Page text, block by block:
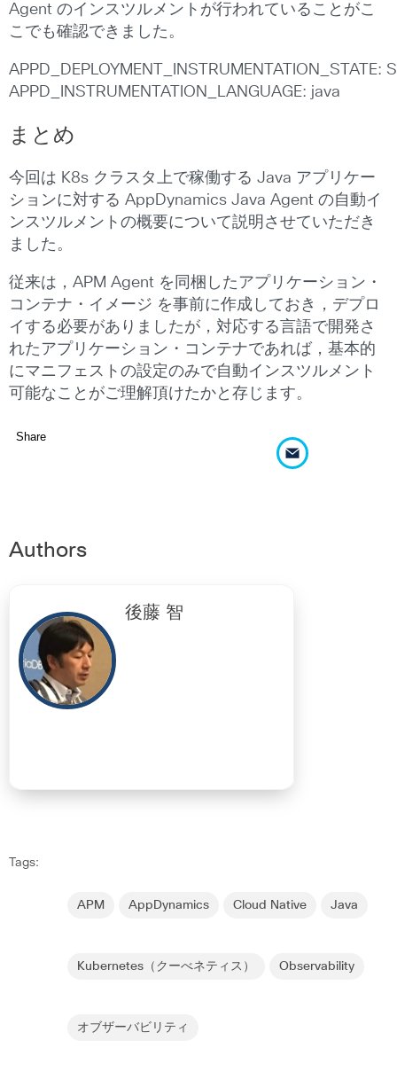
Agent のインスツルメントが行われていることがこ
こでも確認できました。
APPD_DEPLOYMENT_INSTRUMENTATION_STATE:
APPD_INSTRUMENTATION_LANGUAGE: java
まとめ
今回は K8s クラスタ上で稼働する Java アプリケー
ションに対する AppDynamics Java Agent の自動イ
ンスツルメントの概要について説明させていただき
ました。
従来は，APM Agent を同梱したアプリケーション・
コンテナ・イメージ を事前に作成しておき，デプロ
イする必要がありましたが，対応する言語で開発さ
れたアプリケーション・コンテナであれば，基本的
にマニフェストの設定のみで自動インスツルメント
可能なことがご理解頂けたかと存じます。
Share
Authors
後藤 智
Tags:
APM AppDynamics Cloud Native Java
Kubernetes（クーべネティス） Observability
オブザーバビリティ